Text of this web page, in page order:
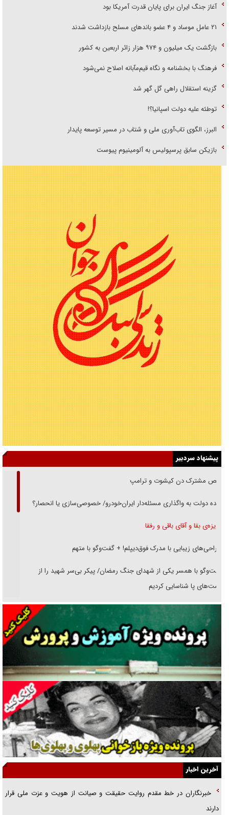
آغاز جنگ ایران برای پایان قدرت آمریکا بود
۲۱ عامل موساد و ۴ عضو باند‌های مسلح بازداشت شدند
بازگشت یک میلیون و ۹۷۴ هزار زائر اربعین به کشور
فرهنگ با بخشنامه و نگاه قیم‌مآبانه اصلاح نمی‌شود
گزینه استقلال راهی گل گهر شد
توطئه علیه دولت اسپانیا؟!
البرز، الگوی تاب‌آوری ملی و شتاب در مسیر توسعه پایدار
بازیکن سابق پرسپولیس به آلومینیوم پیوست
پیشنهاد سردبیر
رقص مشترک دن کیشوت و ترامپ
دنده دولت به واگذاری مسئله‌دار ایران‌خودرو/ خصوصی‌سازی یا انحصار؟
غریزه‌ی بقا و آقای باقی و رفقا
جراحی‌های زیبایی با مدرک فوق‌دیپلم! + گفت‌وگو با متهم
گفت‌وگو با همسر یکی از شهدای جنگ رمضان/ پیکر بی‌سر شهید را از
انگشت‌های پا شناسایی کردیم
نسلی که آنلاین الگو می‌گیرد
گفت‌وگو با آیت‌الله جاودان/ جفای مخالفان مکانت معنوی رهبر شهید را
ارتقا می‌داد
راننده مست به قانون می‌خندد
همه آقای دوربینی شده‌ایم!
قصه ناتمام سرویس مدارس
آیا مقاومت فلسطین خلع‌سلاح می‌شود؟
الگوی وحدت‌آفرین در ادراک سیاست خارجی
گفتگوی دکتر اخوان مدیرمسئول روزنامه جوان با برنامه تلویزیونی «نبرد
هرمز»
آخرین اخبار
خبرنگاران در خط مقدم روایت حقیقت و صیانت از هویت و عزت ملی قرار
دارند